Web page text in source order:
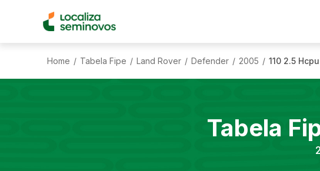
Home / Tabela Fipe / Land Rover / Defender / 2005 / 110 2.5
Tabela